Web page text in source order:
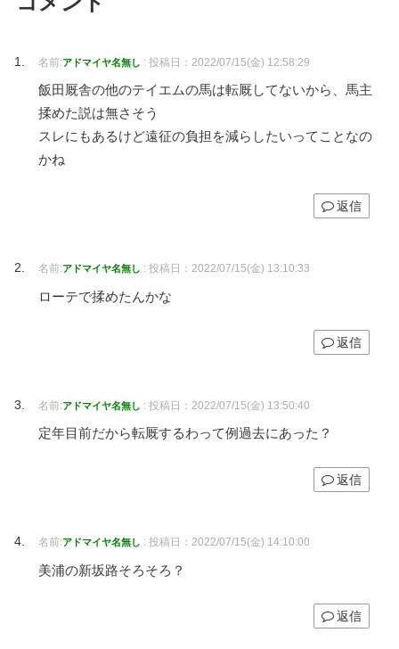
名前:アドマイヤ名無し : 投稿日：2022/07/15(金) 12:58:29
飯田厩舎の他のテイエムの馬は転厩してないから、馬主
揉めた説は無さそう
スレにもあるけど遠征の負担を減らしたいってことなの
かね
返信
名前:アドマイヤ名無し : 投稿日：2022/07/15(金) 13:10:33
ローテで揉めたんかな
返信
名前:アドマイヤ名無し : 投稿日：2022/07/15(金) 13:50:40
定年目前だから転厩するわって例過去にあった？
返信
名前:アドマイヤ名無し : 投稿日：2022/07/15(金) 14:10:00
美浦の新坂路そろそろ？
返信